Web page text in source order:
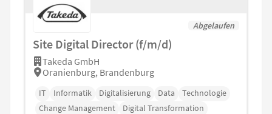
Abgelaufen
Site Digital Director (f/m/d)
Takeda GmbH
Oranienburg, Brandenburg
IT Informatik Digitalisierung Data
Technologie
Change Management
Digital Transformation